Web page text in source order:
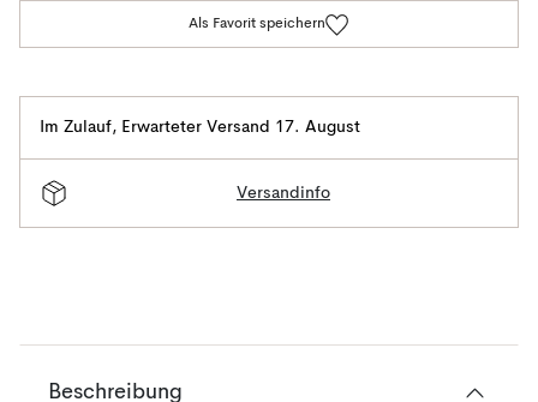
Als Favorit speichern
Im Zulauf, Erwarteter Versand 17. August
Versandinfo
Beschreibung